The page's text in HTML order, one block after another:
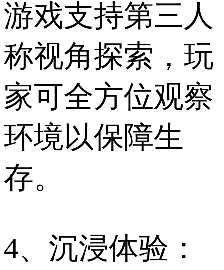
游戏支持第三人
称视角探索，玩
家可全方位观察
环境以保障生
存。
4、沉浸体验：